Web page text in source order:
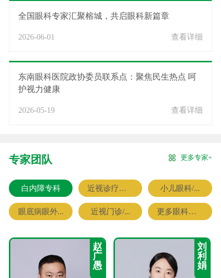
全国眼科专家汇聚榕城，共启眼科新篇章
2026-06-01 查看详细
东南眼科医院政协委员联系点：聚焦民生热点 呵
护视力健康
2026-05-19 查看详细
专家团队 更多专家+
白内障专科 近视诊疗专科 小儿眼科/...
眼底病眼外... 近视门诊/... 更多眼科专家
赵
广
愚
刘
利
娟